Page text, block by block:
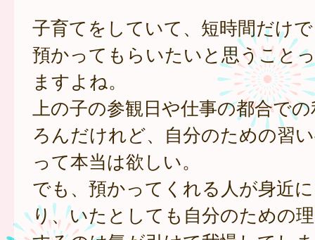
子育てをしていて、短時間だけ
預かってもらいたいと思うこと
ますよね。
上の子の参観日や仕事の都合で
ろんだけれど、自分のための習
って本当は欲しい。
でも、預かってくれる人が身近
り、いたとしても自分のための